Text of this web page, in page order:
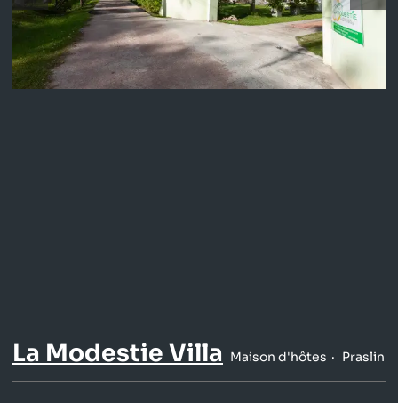
La Modestie Villa Maison d'hôtes Praslin